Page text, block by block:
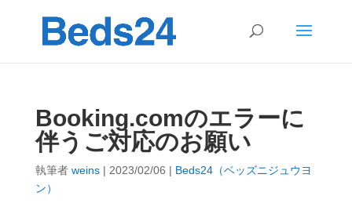
Booking.comのエラーに
伴うご対応のお願い
執筆者 weins| 2023/02/06 | Beds24（ベッズニジュウヨ
ン）